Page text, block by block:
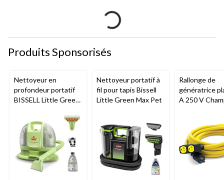
Produits Sponsorisés
Nettoyeur en
profondeur portatif
BISSELL Little Green
tapis et tissus
d'ameublement
Nettoyeur portatif à
fil pour tapis Bissell
Little Green Max Pet
Rallonge de
génératrice
A 250 V